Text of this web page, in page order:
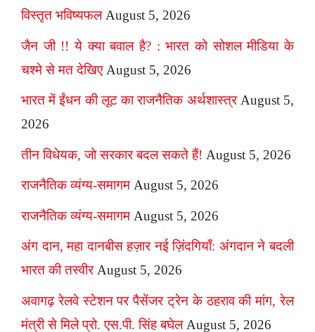
विस्तृत भविष्यफल August 5, 2026
जैन जी !! ये क्या बवाल है? : भारत को सोशल मीडिया के
चश्मे से मत देखिए August 5, 2026
भारत में ईंधन की लूट का राजनैतिक अर्थशास्त्र August 5,
2026
तीन विधेयक, जो सरकार बदल सकते हैं! August 5, 2026
राजनैतिक व्यंग्य-समागम August 5, 2026
राजनैतिक व्यंग्य-समागम August 5, 2026
अंग दान, महा दानबीस हज़ार नई ज़िंदगियाँ: अंगदान ने बदली
भारत की तस्वीर August 5, 2026
अवागढ़ रेलवे स्टेशन पर पैसेंजर ट्रेन के ठहराव की मांग, रेल
मंत्री से मिले प्रो. एस.पी. सिंह बघेल August 5, 2026